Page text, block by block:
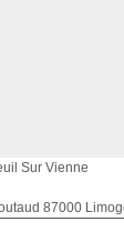
Sur Vienne
87000